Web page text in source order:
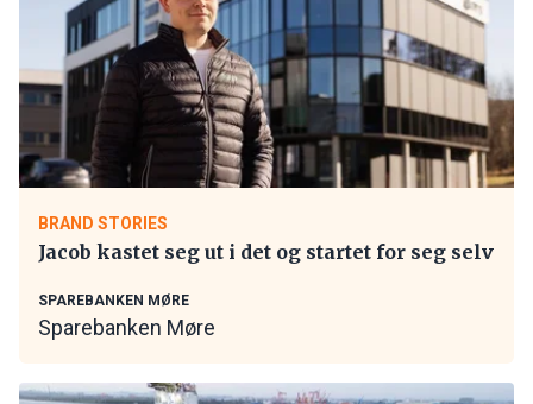
BRAND STORIES
Jacob kastet seg ut i det og startet for seg selv
SPAREBANKEN MØRE
Sparebanken Møre